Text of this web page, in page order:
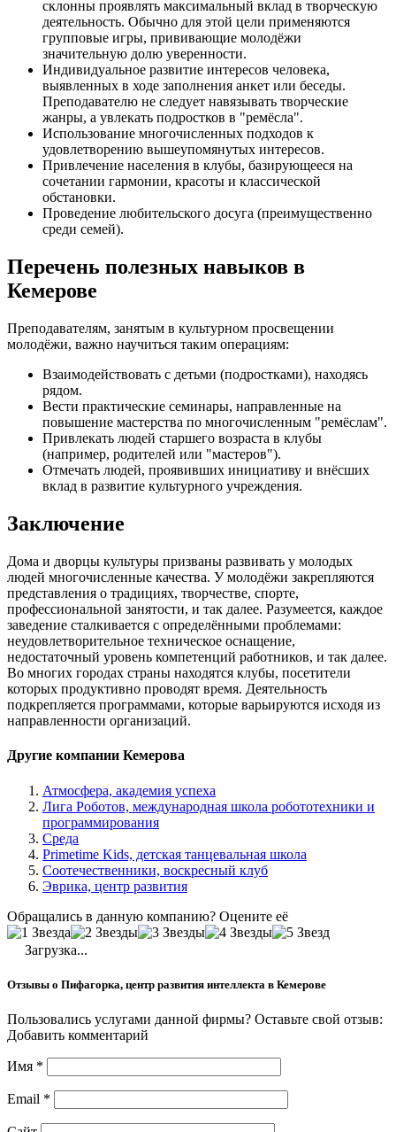
склонны проявлять максимальный вклад в творческую
деятельность. Обычно для этой цели применяются
групповые игры, прививающие молодёжи
значительную долю уверенности.
Индивидуальное развитие интересов человека,
выявленных в ходе заполнения анкет или беседы.
Преподавателю не следует навязывать творческие
жанры, а увлекать подростков в "ремёсла".
Использование многочисленных подходов к
удовлетворению вышеупомянутых интересов.
Привлечение населения в клубы, базирующееся на
сочетании гармонии, красоты и классической
обстановки.
Проведение любительского досуга (преимущественно
среди семей).
Перечень полезных навыков в
Кемерове
Преподавателям, занятым в культурном просвещении
молодёжи, важно научиться таким операциям:
Взаимодействовать с детьми (подростками), находясь
рядом.
Вести практические семинары, направленные на
повышение мастерства по многочисленным "ремёслам".
Привлекать людей старшего возраста в клубы
(например, родителей или "мастеров").
Отмечать людей, проявивших инициативу и внёсших
вклад в развитие культурного учреждения.
Заключение
Дома и дворцы культуры призваны развивать у молодых
людей многочисленные качества. У молодёжи закрепляются
представления о традициях, творчестве, спорте,
профессиональной занятости, и так далее. Разумеется, каждое
заведение сталкивается с определёнными проблемами:
неудовлетворительное техническое оснащение,
недостаточный уровень компетенций работников, и так далее.
Во многих городах страны находятся клубы, посетители
которых продуктивно проводят время. Деятельность
подкрепляется программами, которые варьируются исходя из
направленности организаций.
Другие компании Кемерова
Атмосфера, академия успеха
Лига Роботов, международная школа робототехники и
программирования
Среда
Primetime Kids, детская танцевальная школа
Соотечественники, воскресный клуб
Эврика, центр развития
Обращались в данную компанию? Оцените её
Загрузка...
Отзывы о Пифагорка, центр развития интеллекта в Кемерове
Пользовались услугами данной фирмы? Оставьте свой отзыв:
Добавить комментарий
Имя *
Email *